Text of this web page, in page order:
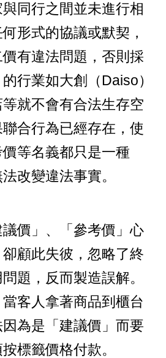
同行之間並未進行相
形式的協議或默契，
有違法問題，否則採
行業如大創（Daiso）
就不會有合法生存空
合行為已經存在，使
等名義都只是一種
改變違法事實。
價」、「參考價」心
顧此失彼，忽略了終
題，反而製造誤解。
客人拿著商品到櫃台
為是「建議價」而要
標籤價格付款。